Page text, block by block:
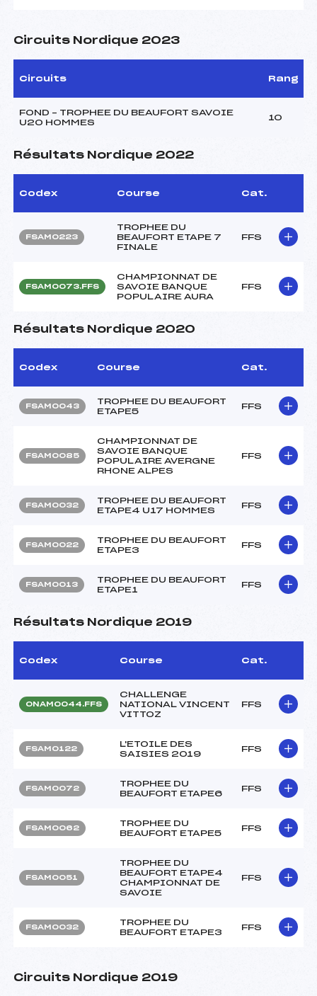
Circuits Nordique 2023
Circuits Rang
FOND – TROPHEE DU BEAUFORT SAVOIE
U20 HOMMES
10
Résultats Nordique 2022
Codex Course Cat.
FSAM0223
TROPHEE DU
BEAUFORT ETAPE 7
FINALE
FFS
FSAM0073.FFS
CHAMPIONNAT DE
SAVOIE BANQUE
POPULAIRE AURA
FFS
Résultats Nordique 2020
Codex Course Cat.
FSAM0043
TROPHEE DU BEAUFORT
ETAPE5
FFS
FSAM0085
CHAMPIONNAT DE
SAVOIE BANQUE
POPULAIRE AVERGNE
RHONE ALPES
FFS
FSAM0032
TROPHEE DU BEAUFORT
ETAPE4 U17 HOMMES
FFS
FSAM0022
TROPHEE DU BEAUFORT
ETAPE3
FFS
FSAM0013
TROPHEE DU BEAUFORT
ETAPE1
FFS
Résultats Nordique 2019
Codex Course Cat.
ONAM0044.FFS
CHALLENGE
NATIONAL VINCENT
VITTOZ
FFS
FSAM0122
L'ETOILE DES
SAISIES 2019
FFS
FSAM0072
TROPHEE DU
BEAUFORT ETAPE6
FFS
FSAM0062
TROPHEE DU
BEAUFORT ETAPE5
FFS
FSAM0051
TROPHEE DU
BEAUFORT ETAPE4
CHAMPIONNAT DE
SAVOIE
FFS
FSAM0032
TROPHEE DU
BEAUFORT ETAPE3
FFS
Circuits Nordique 2019